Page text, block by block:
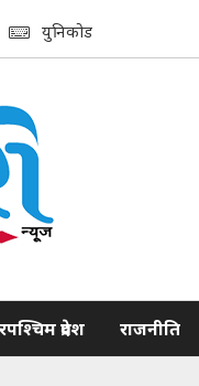
युनिकोड
प्रदेश राजनीति